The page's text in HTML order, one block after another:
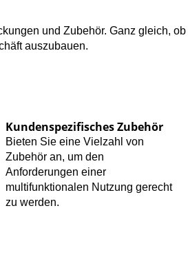
und Zubehör. Ganz gleich, ob
auszubauen.
Kundenspezifisches Zubehör
Bieten Sie eine Vielzahl von
Zubehör an, um den
Anforderungen einer
multifunktionalen Nutzung gerecht
zu werden.